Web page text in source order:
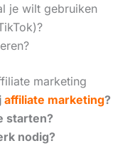
je wilt gebruiken
marketing
affiliate marketing?
starten?
nodig?